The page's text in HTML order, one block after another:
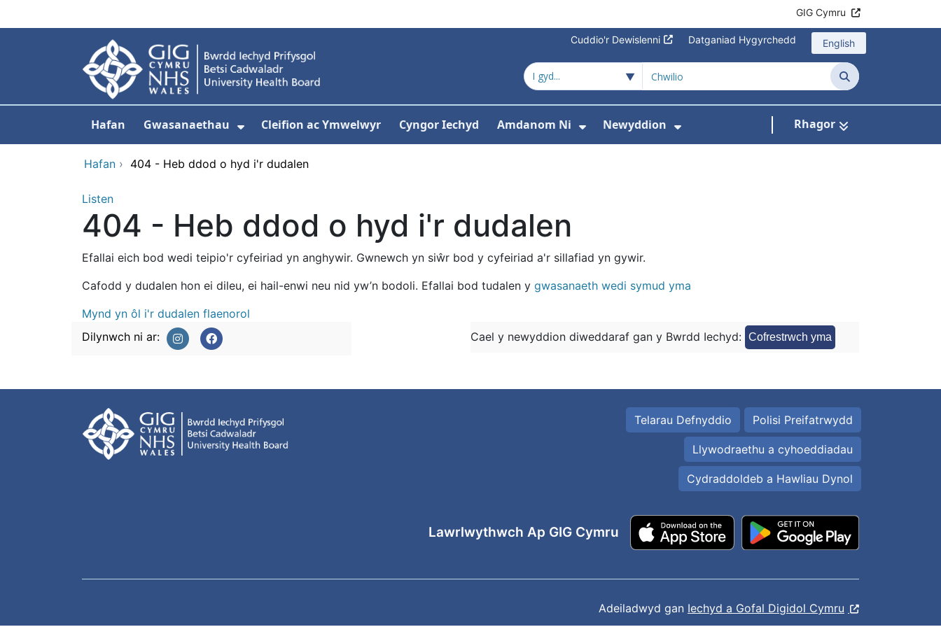
GIG Cymru
Cuddio'r Dewislenni Datganiad Hygyrchedd English
Chwilio
Hafan Gwasanaethau Cleifion ac Ymwelwyr Cyngor Iechyd Amdanom Ni Newyddion Rhagor
Hafan › 404 - Heb ddod o hyd i'r dudalen
Listen
404 - Heb ddod o hyd i'r dudalen
Efallai eich bod wedi teipio'r cyfeiriad yn anghywir. Gwnewch yn siŵr bod y cyfeiriad a'r sillafiad yn gywir.
Cafodd y dudalen hon ei dileu, ei hail-enwi neu nid yw’n bodoli. Efallai bod tudalen y gwasanaeth wedi symud yma
Mynd yn ôl i'r dudalen flaenorol
Dilynwch ni ar:
Cael y newyddion diweddaraf gan y Bwrdd Iechyd: Cofrestrwch yma
Telarau Defnyddio Polisi Preifatrwydd
Llywodraethu a cyhoeddiadau
Cydraddoldeb a Hawliau Dynol
Lawrlwythwch Ap GIG Cymru
Adeiladwyd gan Iechyd a Gofal Digidol Cymru